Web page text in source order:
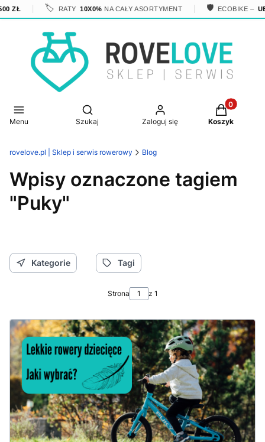
ZŁ 🏷️ RATY 10X0%NA CAŁY ASORTYMENT 🛡️ ECOBIKE –
Menu
Otwórz wyszukiwarkę
Szukaj Zaloguj się
Produkty
Koszyk
rovelove.pl | Sklep i serwis rowerowy Blog
Wpisy oznaczone tagiem
"Puky"
Kategorie Tagi
Strona z 1